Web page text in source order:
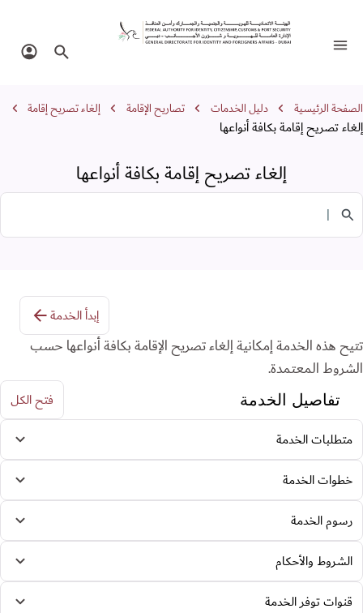
إلغاء تصريح إقامة بكافة أنواعها
تبديل التنقل البحث في
مسار التنقل
الصفحة الرئيسية دليل الخدمات تصاريح الإقامة إلغاء تصريح إقامة
إلغاء تصريح إقامة بكافة أنواعها
إلغاء تصريح إقامة بكافة أنواعها
إبدأ الخدمة
تتيح هذه الخدمة إمكانية إلغاء تصريح الإقامة بكافة أنواعها حسب
الشروط المعتمدة.
تفاصيل الخدمة
فتح الكل
متطلبات الخدمة
خطوات الخدمة
رسوم الخدمة
الشروط والأحكام
قنوات توفر الخدمة